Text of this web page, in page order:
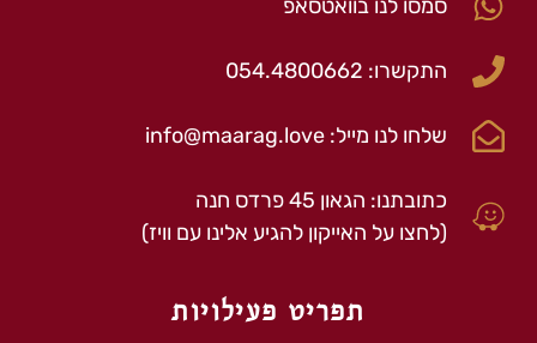
סמסו לנו בוואטסאפ
התקשרו: 054.4800662
שלחו לנו מייל: info@maarag.love
כתובתנו: הגאון 45 פרדס חנה
(לחצו על האייקון להגיע אלינו עם וויז)
תפריט פעילויות